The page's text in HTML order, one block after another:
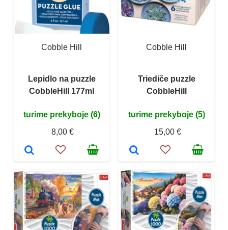
Cobble Hill
Lepidlo na puzzle
CobbleHill 177ml
turime prekyboje (6)
8,00 €
Cobble Hill
Triediče puzzle
CobbleHill
turime prekyboje (5)
15,00 €